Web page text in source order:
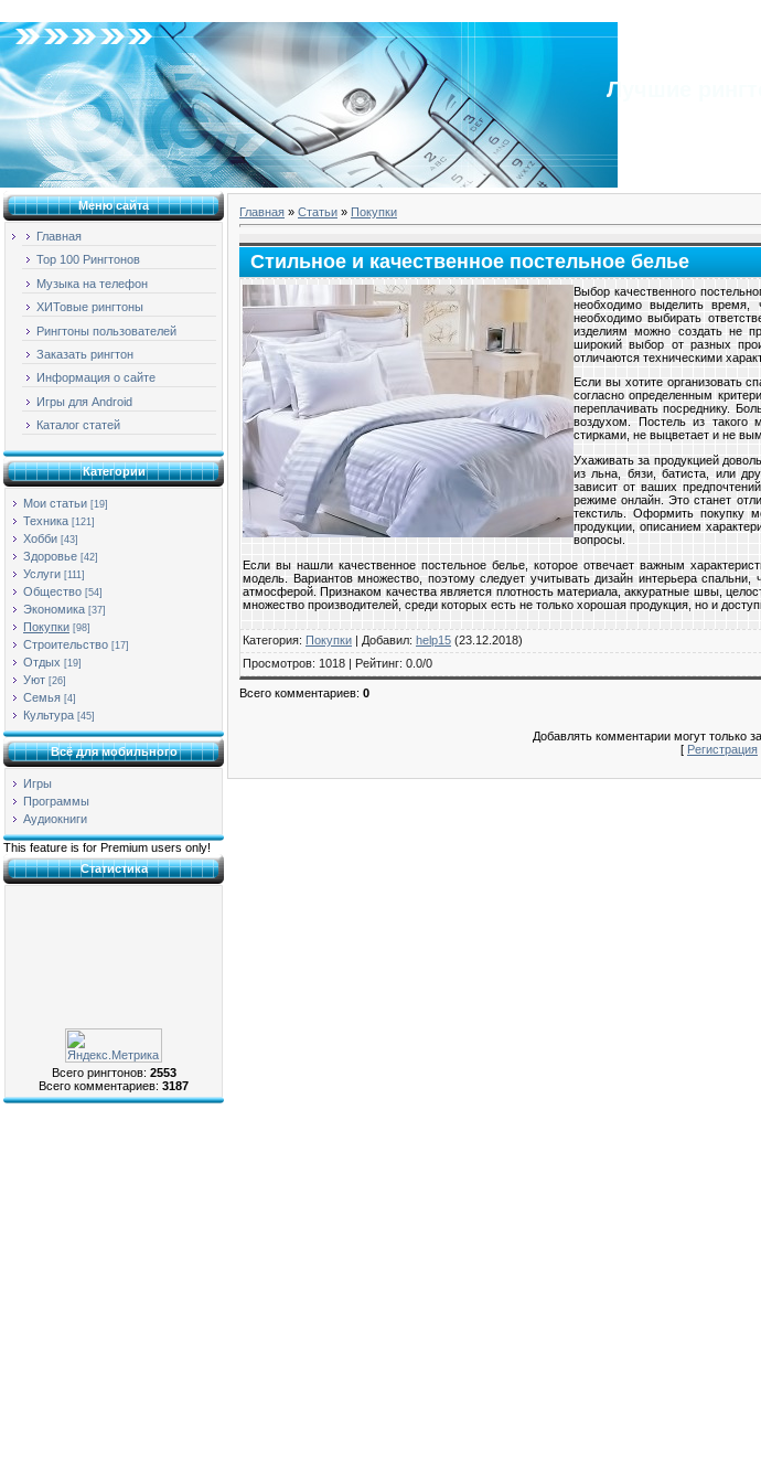
Лучшие
Меню сайта
Главная
Top 100 Рингтонов
Музыка на телефон
ХИТовые рингтоны
Рингтоны пользователей
Заказать рингтон
Информация о сайте
Игры для Android
Каталог статей
Категории
Мои статьи [19]
Техника [121]
Хобби [43]
Здоровье [42]
Услуги [111]
Общество [54]
Экономика [37]
Покупки [98]
Строительство [17]
Отдых [19]
Уют [26]
Семья [4]
Культура [45]
Всё для мобильного
Игры
Программы
Аудиокниги
This feature is for Premium users only!
Статистика
Всего рингтонов: 2553
Всего комментариев: 3187
Главная » Статьи » Покупки
Стильное и качественное постельное белье
Выбор качественного
необходимо выделить время,
необходимо выбирать
изделиям можно создать не
широкий выбор от разных
отличаются техническими
Если вы хотите организовать
согласно определенным
переплачивать посреднику.
воздухом. Постель из такого
стирками, не выцветает и не
Ухаживать за продукцией
из льна, бязи, батиста, или
зависит от ваших
режиме онлайн. Это станет
текстиль. Оформить покупку
продукции, описанием
вопросы.
Если вы нашли качественное постельное белье, которое отвечает важным
модель. Вариантов множество, поэтому следует учитывать дизайн интерьера
атмосферой. Признаком качества является плотность материала, аккуратные швы,
множество производителей, среди которых есть не только хорошая продукция, но и
Категория: Покупки | Добавил: help15 (23.12.2018)
Просмотров: 1018 | Рейтинг: 0.0/0
Всего комментариев: 0
Добавлять комментарии могут только
[ Регистрация